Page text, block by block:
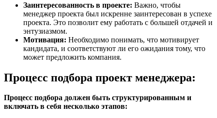
Заинтересованность в проекте: Важно, чтобы
менеджер проекта был искренне заинтересован в успехе
проекта. Это позволит ему работать с большей отдачей и
энтузиазмом.
Мотивация: Необходимо понимать, что мотивирует
кандидата, и соответствуют ли его ожидания тому, что
может предложить компания.
Процесс подбора проект менеджера:
Процесс подбора должен быть структурированным и
включать в себя несколько этапов: